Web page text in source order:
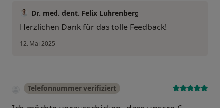
Dr. med. dent. Felix Luhrenberg
Herzlichen Dank für das tolle Feedback!
12. Mai 2025
Telefonnummer verifiziert